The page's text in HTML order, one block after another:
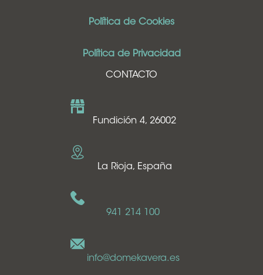
Política de Cookies
Política de Privacidad
CONTACTO
Fundición 4, 26002
La Rioja, España
941 214 100
info@domekavera.es